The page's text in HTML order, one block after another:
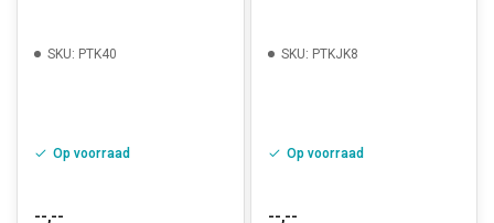
SKU: PTK40
Op voorraad
--,--
SKU: PTKJK8
Op voorraad
--,--